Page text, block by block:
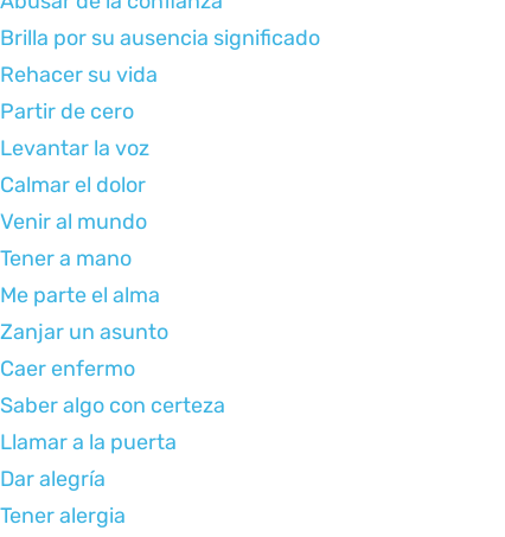
Brilla por su ausencia significado
Rehacer su vida
Partir de cero
Levantar la voz
Calmar el dolor
Venir al mundo
Tener a mano
Me parte el alma
Zanjar un asunto
Caer enfermo
Saber algo con certeza
Llamar a la puerta
Dar alegría
Tener alergia